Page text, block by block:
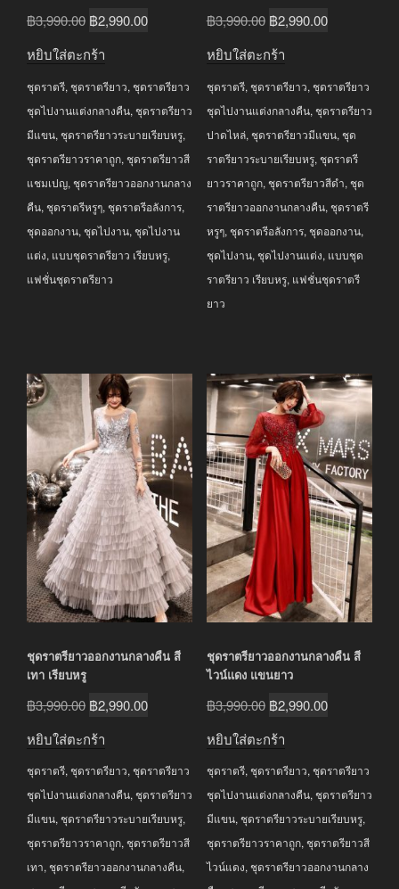
฿3,990.00 Original
฿3,990.00.
฿2,990.00Current
฿2,990.00.
หยิบใส่ตะกร้า
ชุดราตรี, ชุดราตรียาว, ชุดราตรียาว
ชุดไปงานแต่งกลางคืน, ชุดราตรียาว
มีแขน, ชุดราตรียาวระบายเรียบหรู,
ชุดราตรียาวราคาถูก, ชุดราตรียาวสี
แชมเปญ, ชุดราตรียาวออกงานกลาง
คืน, ชุดราตรีหรูๆ, ชุดราตรีอลังการ,
ชุดออกงาน, ชุดไปงาน, ชุดไปงาน
แต่ง, แบบชุดราตรียาว เรียบหรู,
แฟชั่นชุดราตรียาว
฿3,990.00 Original
฿3,990.00.
฿2,990.00Current
฿2,990.00.
หยิบใส่ตะกร้า
ชุดราตรี, ชุดราตรียาว, ชุดราตรียาว
ชุดไปงานแต่งกลางคืน, ชุดราตรียาว
ปาดไหล่, ชุดราตรียาวมีแขน, ชุด
ราตรียาวระบายเรียบหรู, ชุดราตรี
ยาวราคาถูก, ชุดราตรียาวสีดำ, ชุด
ราตรียาวออกงานกลางคืน, ชุดราตรี
หรูๆ, ชุดราตรีอลังการ, ชุดออกงาน,
ชุดไปงาน, ชุดไปงานแต่ง, แบบชุด
ราตรียาว เรียบหรู, แฟชั่นชุดราตรี
ยาว
ชุดราตรียาวออกงานกลางคืน สี
เทา เรียบหรู
฿3,990.00 Original
฿3,990.00.
฿2,990.00Current
฿2,990.00.
หยิบใส่ตะกร้า
ชุดราตรี, ชุดราตรียาว, ชุดราตรียาว
ชุดไปงานแต่งกลางคืน, ชุดราตรียาว
มีแขน, ชุดราตรียาวระบายเรียบหรู,
ชุดราตรียาวราคาถูก, ชุดราตรียาวสี
เทา, ชุดราตรียาวออกงานกลางคืน,
ชุดราตรียาวออกงานกลางคืน สี
ไวน์แดง แขนยาว
฿3,990.00 Original
฿3,990.00.
฿2,990.00Current
฿2,990.00.
หยิบใส่ตะกร้า
ชุดราตรี, ชุดราตรียาว, ชุดราตรียาว
ชุดไปงานแต่งกลางคืน, ชุดราตรียาว
มีแขน, ชุดราตรียาวระบายเรียบหรู,
ชุดราตรียาวราคาถูก, ชุดราตรียาวสี
ไวน์แดง, ชุดราตรียาวออกงานกลาง